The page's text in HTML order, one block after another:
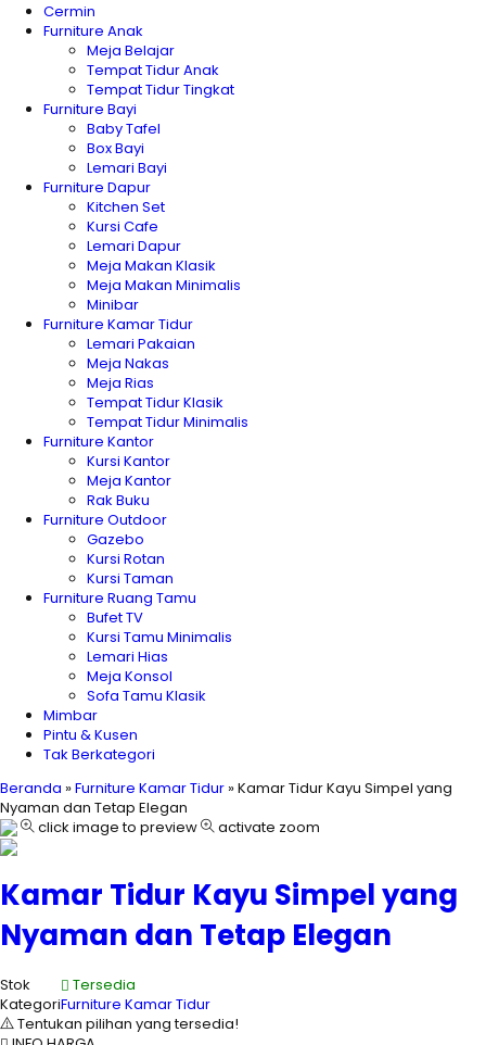
Cermin
Furniture Anak
Meja Belajar
Tempat Tidur Anak
Tempat Tidur Tingkat
Furniture Bayi
Baby Tafel
Box Bayi
Lemari Bayi
Furniture Dapur
Kitchen Set
Kursi Cafe
Lemari Dapur
Meja Makan Klasik
Meja Makan Minimalis
Minibar
Furniture Kamar Tidur
Lemari Pakaian
Meja Nakas
Meja Rias
Tempat Tidur Klasik
Tempat Tidur Minimalis
Furniture Kantor
Kursi Kantor
Meja Kantor
Rak Buku
Furniture Outdoor
Gazebo
Kursi Rotan
Kursi Taman
Furniture Ruang Tamu
Bufet TV
Kursi Tamu Minimalis
Lemari Hias
Meja Konsol
Sofa Tamu Klasik
Mimbar
Pintu & Kusen
Tak Berkategori
Beranda »Furniture Kamar Tidur »Kamar Tidur Kayu Simpel yang
Nyaman dan Tetap Elegan
click image to preview
activate zoom
Kamar Tidur Kayu Simpel yang
Nyaman dan Tetap Elegan
Stok
Tersedia
KategoriFurniture Kamar Tidur
Tentukan pilihan yang tersedia!